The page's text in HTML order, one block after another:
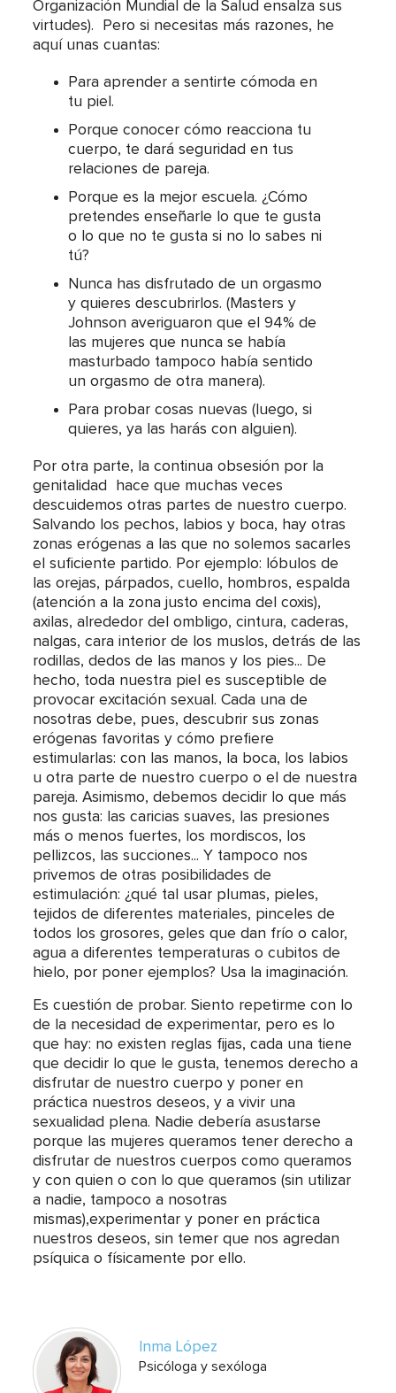
Organización Mundial de la Salud ensalza sus
virtudes). Pero si necesitas más razones, he
aquí unas cuantas:
Para aprender a sentirte cómoda en
tu piel.
Porque conocer cómo reacciona tu
cuerpo, te dará seguridad en tus
relaciones de pareja.
Porque es la mejor escuela. ¿Cómo
pretendes enseñarle lo que te gusta
o lo que no te gusta si no lo sabes ni
tú?
Nunca has disfrutado de un orgasmo
y quieres descubrirlos. (Masters y
Johnson averiguaron que el 94% de
las mujeres que nunca se había
masturbado tampoco había sentido
un orgasmo de otra manera).
Para probar cosas nuevas (luego, si
quieres, ya las harás con alguien).
Por otra parte, la continua obsesión por la
genitalidad hace que muchas veces
descuidemos otras partes de nuestro cuerpo.
Salvando los pechos, labios y boca, hay otras
zonas erógenas a las que no solemos sacarles
el suficiente partido. Por ejemplo: lóbulos de
las orejas, párpados, cuello, hombros, espalda
(atención a la zona justo encima del coxis),
axilas, alrededor del ombligo, cintura, caderas,
nalgas, cara interior de los muslos, detrás de las
rodillas, dedos de las manos y los pies... De
hecho, toda nuestra piel es susceptible de
provocar excitación sexual. Cada una de
nosotras debe, pues, descubrir sus zonas
erógenas favoritas y cómo prefiere
estimularlas: con las manos, la boca, los labios
u otra parte de nuestro cuerpo o el de nuestra
pareja. Asimismo, debemos decidir lo que más
nos gusta: las caricias suaves, las presiones
más o menos fuertes, los mordiscos, los
pellizcos, las succiones... Y tampoco nos
privemos de otras posibilidades de
estimulación: ¿qué tal usar plumas, pieles,
tejidos de diferentes materiales, pinceles de
todos los grosores, geles que dan frío o calor,
agua a diferentes temperaturas o cubitos de
hielo, por poner ejemplos? Usa la imaginación.
Es cuestión de probar. Siento repetirme con lo
de la necesidad de experimentar, pero es lo
que hay: no existen reglas fijas, cada una tiene
que decidir lo que le gusta, tenemos derecho a
disfrutar de nuestro cuerpo y poner en
práctica nuestros deseos, y a vivir una
sexualidad plena. Nadie debería asustarse
porque las mujeres queramos tener derecho a
disfrutar de nuestros cuerpos como queramos
y con quien o con lo que queramos (sin utilizar
a nadie, tampoco a nosotras
mismas),experimentar y poner en práctica
nuestros deseos, sin temer que nos agredan
psíquica o físicamente por ello.
Inma López
Psicóloga y sexóloga